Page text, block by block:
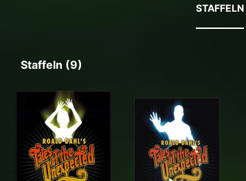
STAFFELN
Staffeln (9)